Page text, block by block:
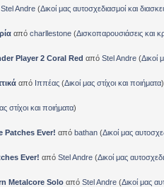
Stel Andre(Δικοί μας αυτοσχεδιασμοί και
από charllestone(Δισκοπαρουσιάσεις και
Player 2 Coral Red από Stel Andre(Δικοί
από Ιππέας(Δικοί μας στίχοι και ποιήματα)
στίχοι και ποιήματα)
Patches Ever! από bathan(Δικοί μας
Ever! από Stel Andre(Δικοί μας
Metalcore Solo από Stel Andre(Δικοί μας